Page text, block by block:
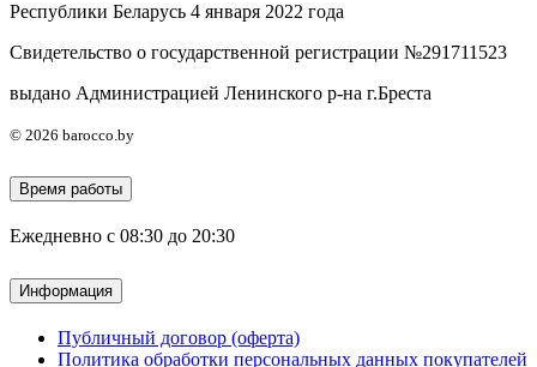
Республики Беларусь 4 января 2022 года
Свидетельство о государственной регистрации №291711523
выдано Администрацией Ленинского р-на г.Бреста
© 2026 barocco.by
Время работы
Ежедневно с 08:30 до 20:30
Информация
Публичный договор (оферта)
Политика обработки персональных данных покупателей